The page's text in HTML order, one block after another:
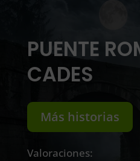
PUENTE
CADES
Más historias
Valoraciones: